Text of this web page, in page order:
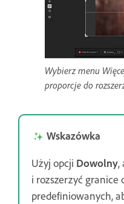
Wybierz menu
proporcje do
Wskazówka
Użyj opcji Dowolny,
i rozszerzyć granice
predefiniowanych,